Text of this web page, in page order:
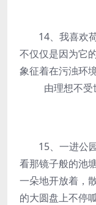
14、我喜欢荷
不仅仅是因为它
象征着在污浊环
由理想不受
15、一进公园
看那镜子般的池
一朵地开放着，
的大圆盘上不停